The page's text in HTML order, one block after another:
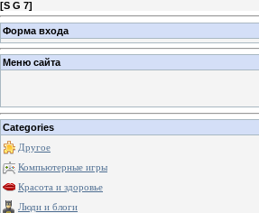
[S G 7]
Форма входа
Меню сайта
Categories
Другое
Компьютерные игры
Красота и здоровье
Люди и блоги